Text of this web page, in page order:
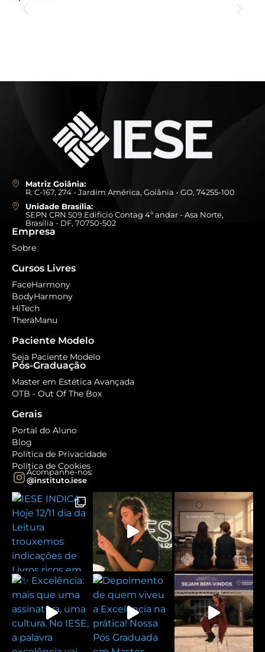
Matriz Goiânia:
R. C-167, 274 - Jardim América, Goiânia - GO, 74255-100
Unidade Brasília:
SEPN CRN 509 Edificio Contag 4º andar - Asa Norte,
Brasília - DF, 70750-502
Empresa
Sobre
Cursos Livres
FaceHarmony
BodyHarmony
HiTech
TheraManu
Paciente Modelo
Seja Paciente Modelo
Pós-Graduação
Master em Estética Avançada
OTB - Out Of The Box
Gerais
Portal do Aluno
Blog
Política de Privacidade
Política de Cookies
Acompanhe-nos:
@instituto.iese